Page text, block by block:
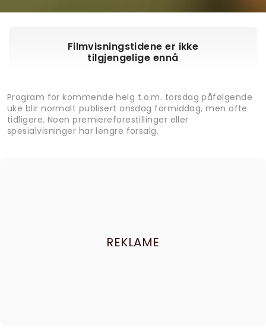
Filmvisningstidene er ikke
tilgjengelige ennå
Program for kommende helg t.o.m. torsdag påfølgende
uke blir normalt publisert onsdag formiddag, men ofte
tidligere. Noen premiereforestillinger eller
spesialvisninger har lengre forsalg.
REKLAME